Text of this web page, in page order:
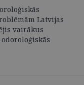
Latvijas
vairākus